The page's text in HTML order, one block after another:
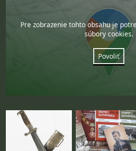
Pre zobrazenie tohto obsahu je
súbory cookies.
Povoliť
Fotogaléria